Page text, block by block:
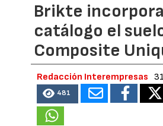
Brikte
catálogo el
Composite
Redacción Interempresas
481